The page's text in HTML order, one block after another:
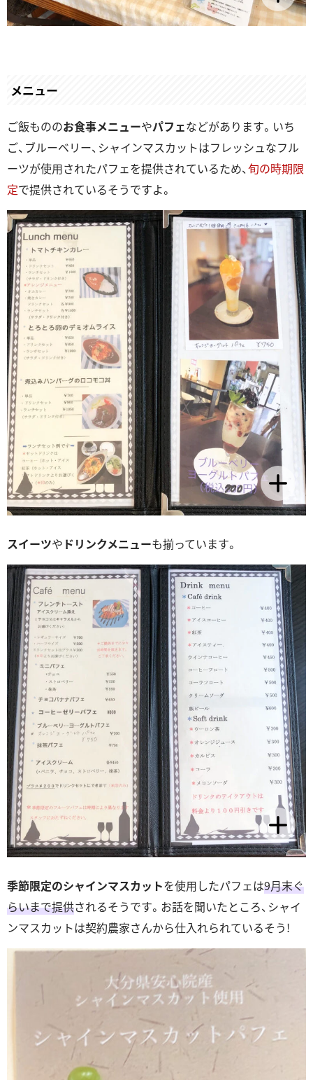
メニュー
ご飯もののお食事メニューやパフェなどがあります。いち
ご、ブルーベリー、シャインマスカットはフレッシュなフル
ーツが使用されたパフェを提供されているため、 旬の時期限
定で提供されているそうですよ。
スイーツや ドリンクメニューも揃っています。
季節限定のシャインマスカットを使用したパフェは9月末ぐ
らいまで提供されるそうです。お話を聞いたところ、シャイ
ンマスカットは契約農家さんから仕入れられているそう!